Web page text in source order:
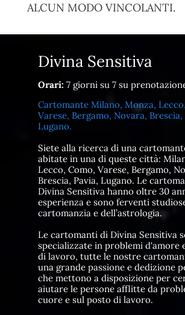
ALCUN MODO VINCOLANTI.
Divina Sensitiva
Orari: 7 giorni su 7 su
Cartomante Milano, Monza,
Varese, Bergamo, Novara, Brescia,
Lugano.
Siete alla ricerca di una
abitate in una di queste città:
Lecco, Como, Varese, Bergamo,
Brescia, Pavia, Lugano. Le
Divina Sensitiva hanno oltre 30
esperienza e sono ferventi
cartomanzia e dell’astrologia.
Le cartomanti di Divina Sensitiva
specializzate in problemi d'amore
di lavoro, tutte le nostre
una grande passione e dedizione
che mettono a disposizione per
aiutare le persone afflitte da
cuore e sul posto di lavoro.